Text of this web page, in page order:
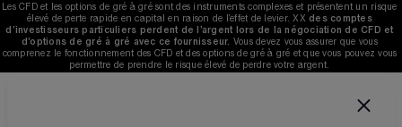
Les CFD et les options de gré à gré sont des instruments complexes et présentent un risque
élevé de perte rapide en capital en raison de l’effet de levier. XX des comptes
d’investisseurs particuliers perdent de l’argent lors de la négociation de CFD et
d’options de gré à gré avec ce fournisseur. Vous devez vous assurer que vous
comprenez le fonctionnement des CFD et des options de gré à gré et que vous pouvez vous
permettre de prendre le risque élevé de perdre votre argent.